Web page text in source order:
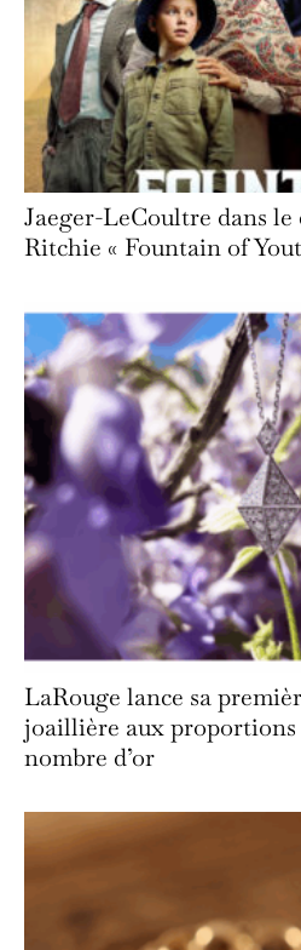
Jaeger-LeCoultre dans
Ritchie « Fountain of
LaRouge lance sa
joaillière aux
nombre d’or